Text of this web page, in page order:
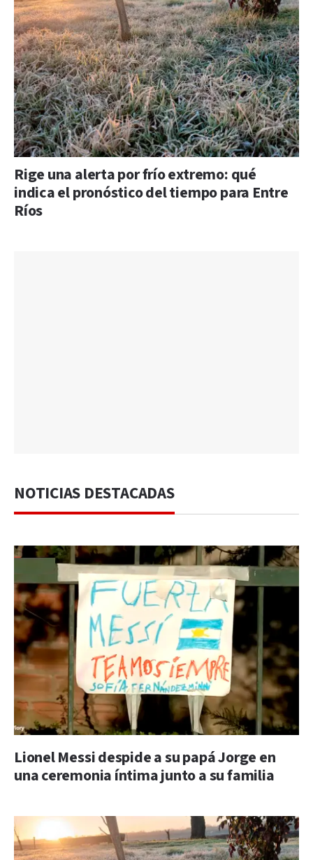
Rige una alerta por frío extremo: qué
indica el pronóstico del tiempo para Entre
Ríos
NOTICIAS DESTACADAS
Lionel Messi despide a su papá Jorge en
una ceremonia íntima junto a su familia